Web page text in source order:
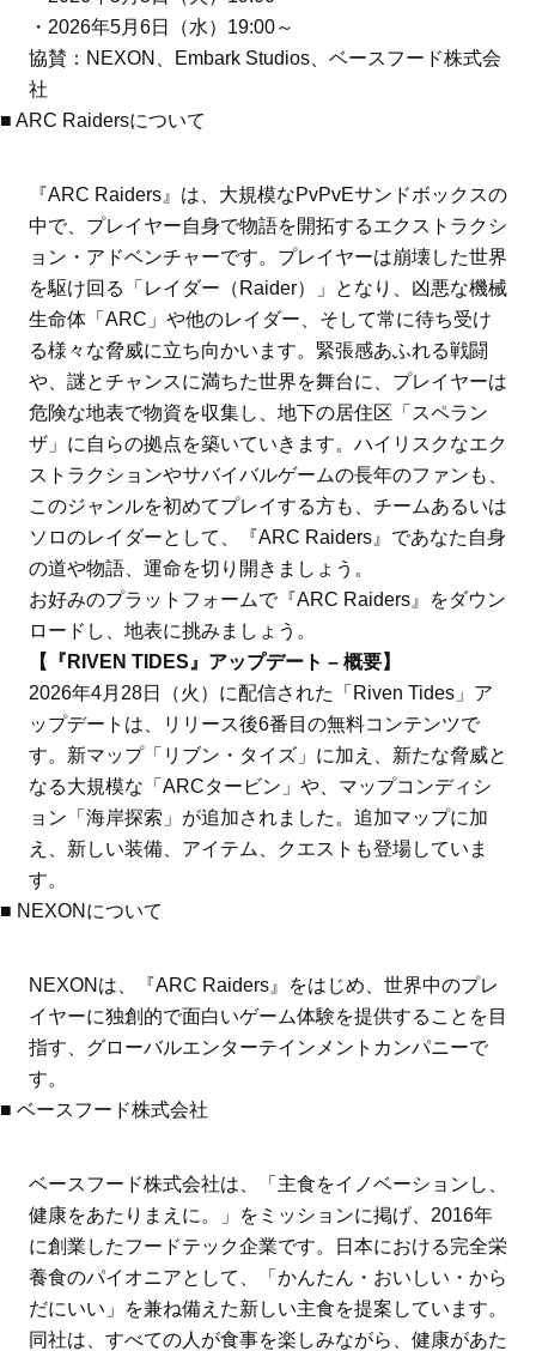
・2026年5月6日（水）19:00～
協賛：NEXON、Embark Studios、ベースフード株式会
社
■ ARC Raidersについて
『ARC Raiders』は、大規模なPvPvEサンドボックスの
中で、プレイヤー自身で物語を開拓するエクストラクシ
ョン・アドベンチャーです。プレイヤーは崩壊した世界
を駆け回る「レイダー（Raider）」となり、凶悪な機械
生命体「ARC」や他のレイダー、そして常に待ち受け
る様々な脅威に立ち向かいます。緊張感あふれる戦闘
や、謎とチャンスに満ちた世界を舞台に、プレイヤーは
危険な地表で物資を収集し、地下の居住区「スペラン
ザ」に自らの拠点を築いていきます。ハイリスクなエク
ストラクションやサバイバルゲームの長年のファンも、
このジャンルを初めてプレイする方も、チームあるいは
ソロのレイダーとして、『ARC Raiders』であなた自身
の道や物語、運命を切り開きましょう。
お好みのプラットフォームで『ARC Raiders』をダウン
ロードし、地表に挑みましょう。
【『RIVEN TIDES』アップデート – 概要】
2026年4月28日（火）に配信された「Riven Tides」ア
ップデートは、リリース後6番目の無料コンテンツで
す。新マップ「リブン・タイズ」に加え、新たな脅威と
なる大規模な「ARCタービン」や、マップコンディシ
ョン「海岸探索」が追加されました。追加マップに加
え、新しい装備、アイテム、クエストも登場していま
す。
■ NEXONについて
NEXONは、『ARC Raiders』をはじめ、世界中のプレ
イヤーに独創的で面白いゲーム体験を提供することを目
指す、グローバルエンターテインメントカンパニーで
す。
■ ベースフード株式会社
ベースフード株式会社は、「主食をイノベーションし、
健康をあたりまえに。」をミッションに掲げ、2016年
に創業したフードテック企業です。日本における完全栄
養食のパイオニアとして、「かんたん・おいしい・から
だにいい」を兼ね備えた新しい主食を提案しています。
同社は、すべての人が食事を楽しみながら、健康があた